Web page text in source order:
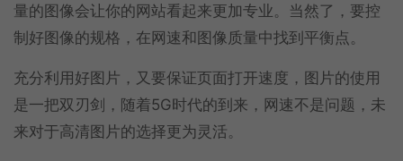
量的图像会让你的网站看起来更加专业。当然了，要控
制好图像的规格，在网速和图像质量中找到平衡点。
充分利用好图片，又要保证页面打开速度，图片的使用
是一把双刃剑，随着5G时代的到来，网速不是问题，未
来对于高清图片的选择更为灵活。